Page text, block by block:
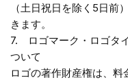
（土日祝日を除く5日前
きます。
7. ロゴマーク・ロゴタ
ついて
ロゴの著作財産権は、